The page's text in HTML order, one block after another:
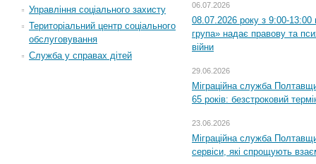
Управління соціального захисту
Територіальний центр соціального
обслуговування
Служба у справах дітей
06.07.2026
08.07.2026 року з 9:00-13:00
група» надає правову та
війни
29.06.2026
Міграційна служба
65 років: безстроковий
23.06.2026
Міграційна служба
сервіси, які спрощують